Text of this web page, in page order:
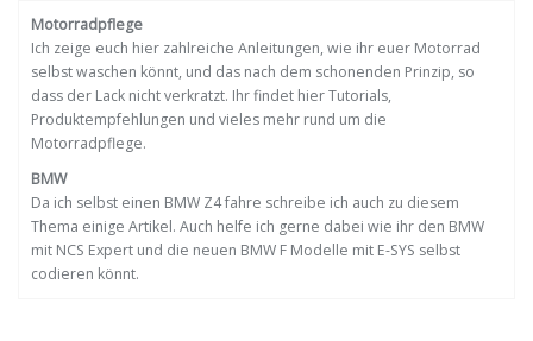
Motorradpflege
Ich zeige euch hier zahlreiche Anleitungen, wie ihr euer Motorrad
selbst waschen könnt, und das nach dem schonenden Prinzip, so
dass der Lack nicht verkratzt. Ihr findet hier Tutorials,
Produktempfehlungen und vieles mehr rund um die
Motorradpflege.
BMW
Da ich selbst einen BMW Z4 fahre schreibe ich auch zu diesem
Thema einige Artikel. Auch helfe ich gerne dabei wie ihr den BMW
mit NCS Expert und die neuen BMW F Modelle mit E-SYS selbst
codieren könnt.